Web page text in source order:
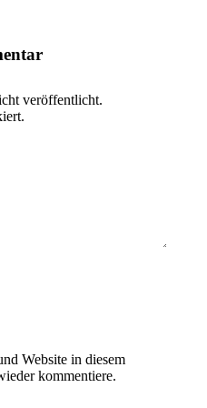
veröffentlicht.
Website in diesem
kommentiere.